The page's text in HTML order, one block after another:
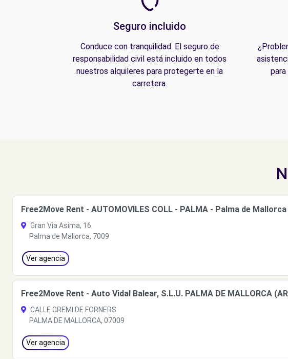
Seguro incluido
Conduce con tranquilidad. El seguro de
responsabilidad civil está incluido en todos
nuestros alquileres para protegerte en la
carretera.
Free2Move Rent - AUTOMOVILES COLL - PALMA - Palma de
Gran Via Asima, 16
Palma de Mallorca, 7009
Ver agencia
Free2Move Rent - Auto Vidal Balear, S.L.U. PALMA DE MALLORCA
CALLE GREMI DE FORNERS
PALMA DE MALLORCA, 07009
Ver agencia